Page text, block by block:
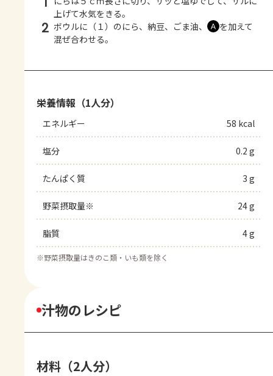
上げて水気をきる。
2 ボウルに（１）のにら、納豆、ごま油、 Ａ を加えて
混ぜ合わせる。
栄養情報（1人分）
エネルギー 58 kcal
塩分 0.2 g
たんぱく質 3 g
野菜摂取量※ 24 g
脂質 4 g
※野菜摂取量はきのこ類・いも類を除く
汁物のレシピ
材料（2人分）